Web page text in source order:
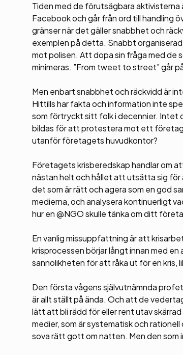
Tiden med de förutsägbara aktivisterna
Facebook och går från ord till handling
gränser när det gäller snabbhet och
exemplen på detta. Snabbt
mot polisen. Att dopa sin fråga med de
minimeras. ”From tweet to street” går
Men enbart snabbhet och räckvidd är
Hittills har fakta och information inte
som förtryckt sitt folk i decennier. Intet
bildas för att protestera mot ett
utanför företagets huvudkontor?
Företagets krisberedskap handlar om
nästan helt och hållet att utsätta sig
det som är rätt och agera som en god
medierna, och analysera kontinuerligt
hur en @NGO skulle tänka om ditt
En vanlig missuppfattning är att
krisprocessen börjar långt innan med en
sannolikheten för att råka ut för en kris,
Den första vågens självutnämnda
är allt ställt på ända. Och att de
lätt att bli rädd för eller rent utav skärrad
medier, som är systematisk och
sova rätt gott om natten. Men den som